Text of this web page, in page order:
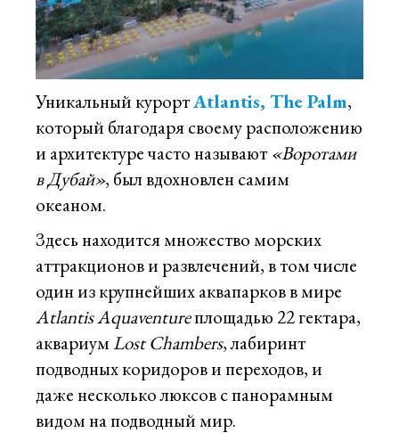
Уникальный курортAtlantis, The Palm,
который благодаря своему расположению
и архитектуре часто называют«Воротами
в Дубай», был вдохновлен самим
океаном.
Здесь находится множество морских
аттракционов и развлечений, в том числе
один из крупнейших аквапарков в мире
Atlantis Aquaventureплощадью 22 гектара,
аквариумLost Chambers, лабиринт
подводных коридоров и переходов, и
даже несколько люксов с панорамным
видом на подводный мир.